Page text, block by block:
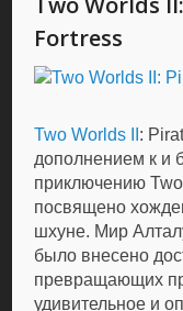
Fortress
Two Worlds II :
дополнением к и
приключению
посвящено
шхуне. Мир
было внесено
превращающих
удивительное и